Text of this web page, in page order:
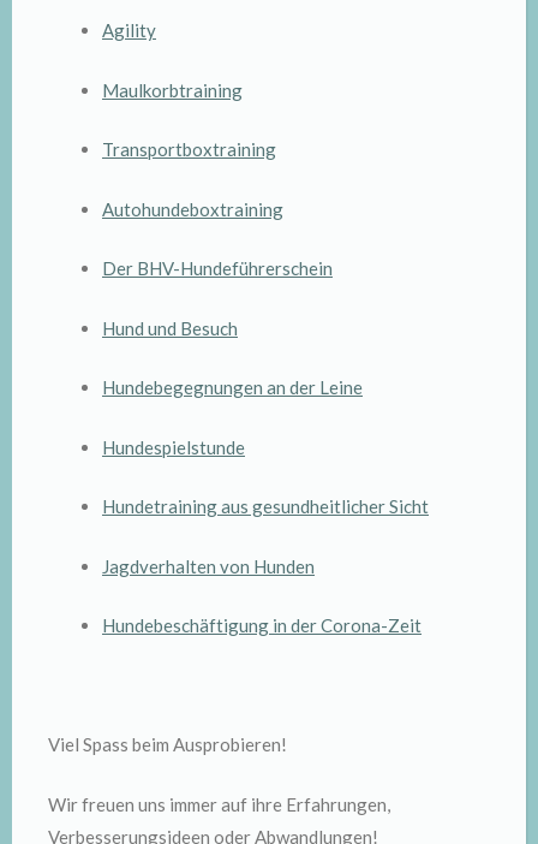
Agility
Maulkorbtraining
Transportboxtraining
Autohundeboxtraining
Der BHV-Hundeführerschein
Hund und Besuch
Hundebegegnungen an der Leine
Hundespielstunde
Hundetraining aus gesundheitlicher Sicht
Jagdverhalten von Hunden
Hundebeschäftigung in der Corona-Zeit
Viel Spass beim Ausprobieren!
Wir freuen uns immer auf ihre Erfahrungen,
Verbesserungsideen oder Abwandlungen!